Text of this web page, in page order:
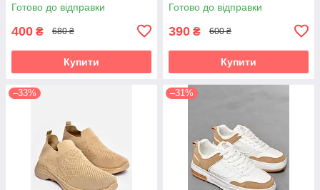
Готово до відправки
400 ₴ 680 ₴
Купити
Готово до відправки
390 ₴ 600 ₴
Купити
–33% –31%